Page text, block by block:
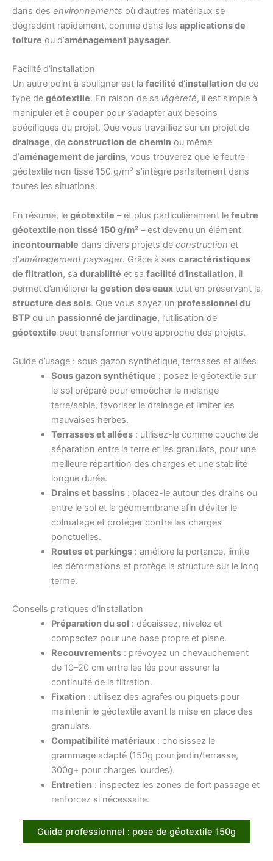
dans des environnements où d’autres matériaux se
dégradent rapidement, comme dans les applications de
toiture ou d’aménagement paysager.
Facilité d’installation
Un autre point à souligner est la facilité d’installation de ce
type de géotextile. En raison de sa légèreté, il est simple à
manipuler et à couper pour s’adapter aux besoins
spécifiques du projet. Que vous travailliez sur un projet de
drainage, de construction de chemin ou même
d’aménagement de jardins, vous trouverez que le feutre
géotextile non tissé 150 g/m² s’intègre parfaitement dans
toutes les situations.
En résumé, le géotextile – et plus particulièrement le feutre
géotextile non tissé 150 g/m² – est devenu un élément
incontournable dans divers projets de construction et
d’aménagement paysager. Grâce à ses caractéristiques
de filtration, sa durabilité et sa facilité d’installation, il
permet d’améliorer la gestion des eaux tout en préservant la
structure des sols. Que vous soyez un professionnel du
BTP ou un passionné de jardinage, l’utilisation de
géotextile peut transformer votre approche des projets.
Guide d’usage : sous gazon synthétique, terrasses et allées
Sous gazon synthétique : posez le géotextile sur
le sol préparé pour empêcher le mélange
terre/sable, favoriser le drainage et limiter les
mauvaises herbes.
Terrasses et allées: utilisez-le comme couche de
séparation entre la terre et les granulats, pour une
meilleure répartition des charges et une stabilité
longue durée.
Drains et bassins: placez-le autour des drains ou
entre le sol et la géomembrane afin d’éviter le
colmatage et protéger contre les charges
ponctuelles.
Routes et parkings: améliore la portance, limite
les déformations et protège la structure sur le long
terme.
Conseils pratiques d’installation
Préparation du sol : décaissez, nivelez et
compactez pour une base propre et plane.
Recouvrements: prévoyez un chevauchement
de 10–20 cm entre les lés pour assurer la
continuité de la filtration.
Fixation: utilisez des agrafes ou piquets pour
maintenir le géotextile avant la mise en place des
granulats.
Compatibilité matériaux: choisissez le
grammage adapté (150g pour jardin/terrasse,
300g+ pour charges lourdes).
Entretien: inspectez les zones de fort passage et
renforcez si nécessaire.
Guide professionnel : pose de géotextile 150g